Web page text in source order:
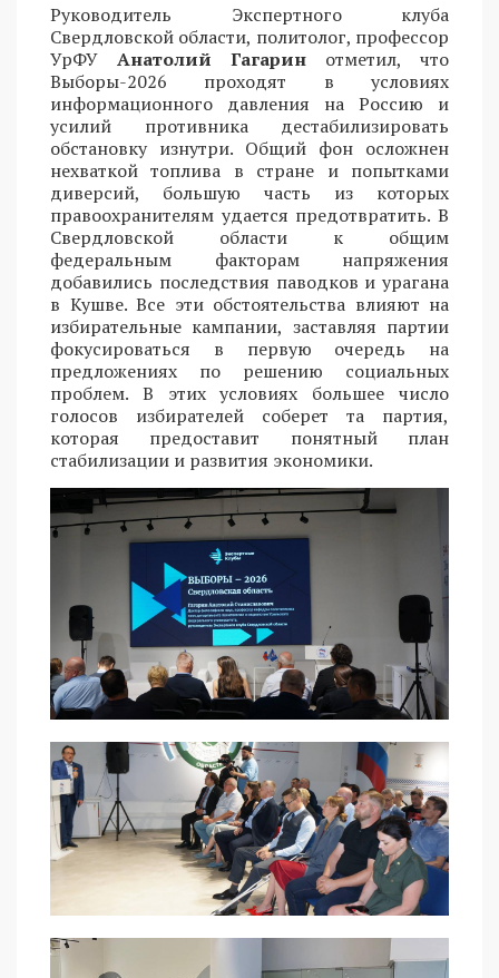
Руководитель Экспертного клуба
Свердловской области, политолог, профессор
УрФУ Анатолий Гагарин отметил, что
Выборы-2026 проходят в условиях
информационного давления на Россию и
усилий противника дестабилизировать
обстановку изнутри. Общий фон осложнен
нехваткой топлива в стране и попытками
диверсий, большую часть из которых
правоохранителям удается предотвратить. В
Свердловской области к общим
федеральным факторам напряжения
добавились последствия паводков и урагана
в Кушве. Все эти обстоятельства влияют на
избирательные кампании, заставляя партии
фокусироваться в первую очередь на
предложениях по решению социальных
проблем. В этих условиях большее число
голосов избирателей соберет та партия,
которая предоставит понятный план
стабилизации и развития экономики.